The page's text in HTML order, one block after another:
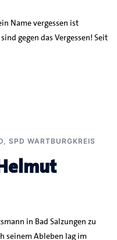
Name vergessen ist
gegen das Vergessen! Seit
SPD WARTBURGKREIS
in Bad Salzungen zu
seinem Ableben lag im